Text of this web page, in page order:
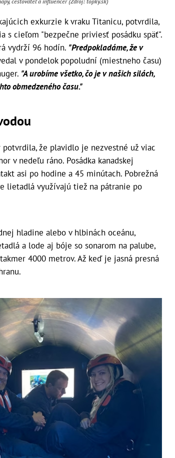
exkurzie k vraku Titanicu, potvrdila,
s cieľom "bezpečne priviesť posádku späť".
vydrží 96 hodín. "Predpokladáme, že v
v pondelok popoludní (miestneho času)
"A urobíme všetko, čo je v našich silách,
obmedzeného času."
potvrdila, že plavidlo je nezvestné už viac
v nedeľu ráno. Posádka kanadskej
asi po hodine a 45 minútach. Pobrežná
lietadlá využívajú tiež na pátranie po
hladine alebo v hlbinách oceánu,
a lode aj bóje so sonarom na palube,
4000 metrov. Až keď je jasná presná